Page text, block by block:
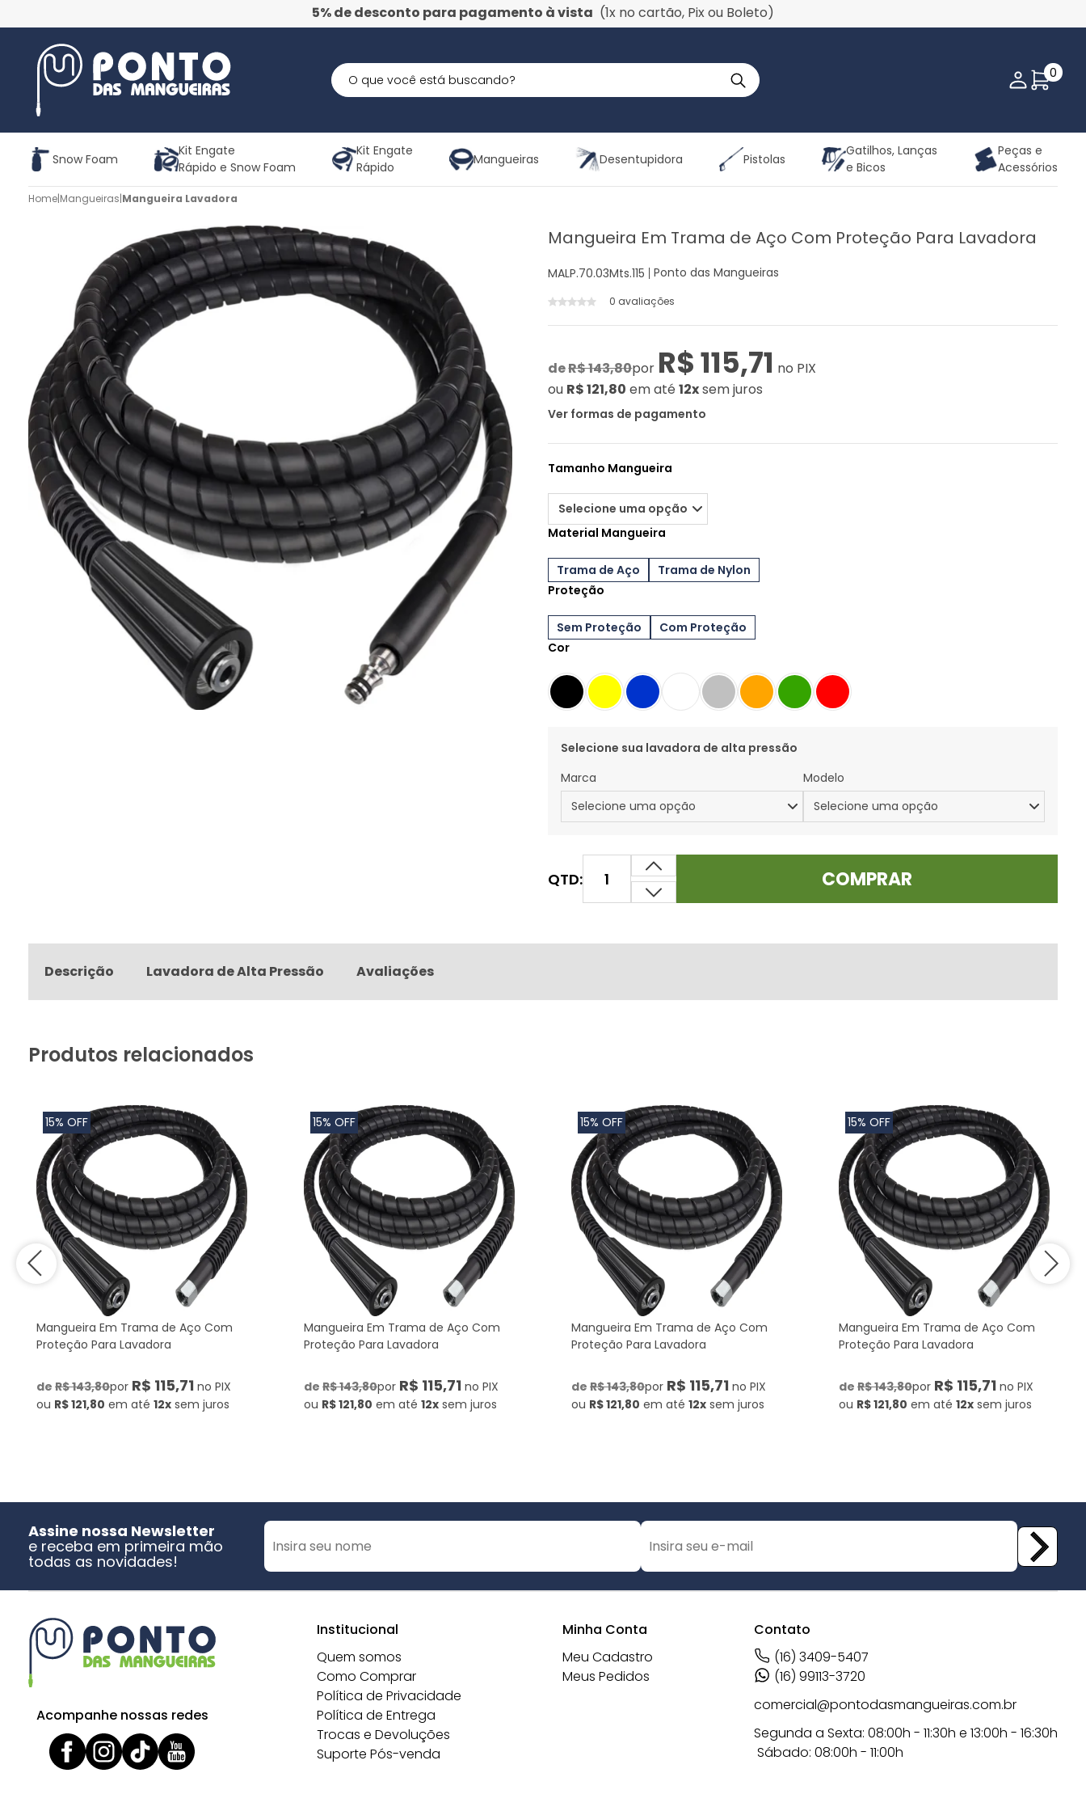
5% de desconto para pagamento à vista (1x no cartão, Pix ou Boleto)
Minha
0
Snow Foam
Kit Engate
Rápido e Snow Foam
Kit Engate
Rápido
Mangueiras Desentupidora Pistolas
Gatilhos, Lanças
e Bicos
Peças e
Acessórios
Home|Mangueiras|Mangueira Lavadora
Mangueira Em Trama de Aço Com Proteção Para Lavadora
MALP.70.03Mts.115 Ponto das Mangueiras
0 avaliações
deR$ 143,80por R$ 115,71 no PIX
ou R$ 121,80 em até 12xsem juros
Ver formas de pagamento
Tamanho Mangueira
Material Mangueira
Trama de Aço
Trama de Nylon
Proteção
Sem Proteção
Com Proteção
Cor
QTD: COMPRAR
Selecione sua lavadora de alta pressão
Marca
Modelo
Descrição Lavadora de Alta Pressão Avaliações
Produtos relacionados
15% OFF
Mangueira Em Trama de Aço Com
Proteção Para Lavadora
de R$ 143,80por R$ 115,71 no PIX
ou R$ 121,80 em até 12x sem juros
15% OFF
Mangueira Em Trama de Aço Com
Proteção Para Lavadora
de R$ 143,80por R$ 115,71 no PIX
ou R$ 121,80 em até 12x sem juros
15% OFF
Mangueira Em Trama de Aço Com
Proteção Para Lavadora
de R$ 143,80por R$ 115,71 no PIX
ou R$ 121,80 em até 12x sem juros
15% OFF
Mangueira Em Trama de Aço Com
Proteção Para Lavadora
de R$ 143,80por R$ 115,71 no PIX
ou R$ 121,80 em até 12x sem juros
Assine nossa Newsletter
e receba em primeira mão
todas as novidades!
Acompanhe nossas redes
Institucional
Quem somos
Como Comprar
Política de Privacidade
Política de Entrega
Trocas e Devoluções
Suporte Pós-venda
Minha Conta
Meu Cadastro
Meus Pedidos
Contato
(16) 3409-5407
(16) 99113-3720
comercial@pontodasmangueiras.com.br
Segunda a Sexta: 08:00h - 11:30h e 13:00h - 16:30h
Sábado: 08:00h - 11:00h